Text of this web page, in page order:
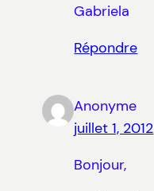
Gabriela
Répondre
Anonyme
juillet 1, 2012
Bonjour,